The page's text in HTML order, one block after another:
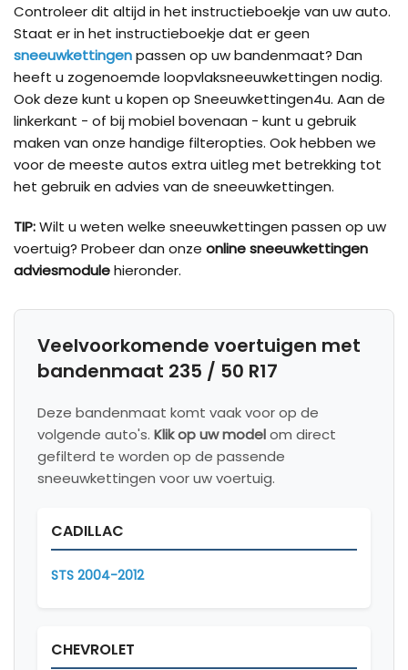
Controleer dit altijd in het instructieboekje van uw auto.
Staat er in het instructieboekje dat er geen
sneeuwkettingenpassen op uw bandenmaat? Dan
heeft u zogenoemde loopvlaksneeuwkettingen nodig.
Ook deze kunt u kopen op Sneeuwkettingen4u. Aan de
linkerkant - of bij mobiel bovenaan - kunt u gebruik
maken van onze handige filteropties. Ook hebben we
voor de meeste autos extra uitleg met betrekking tot
het gebruik en advies van de sneeuwkettingen.
TIP:Wilt u weten welke sneeuwkettingen passen op uw
voertuig? Probeer dan onze online sneeuwkettingen
adviesmodulehieronder.
Veelvoorkomende voertuigen met
bandenmaat 235 / 50 R17
Deze bandenmaat komt vaak voor op de
volgende auto's. Klik op uw modelom direct
gefilterd te worden op de passende
sneeuwkettingen voor uw voertuig.
CADILLAC
STS 2004-2012
CHEVROLET